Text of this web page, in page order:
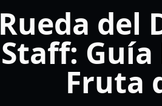
Rueda del
Staff:
Fruta